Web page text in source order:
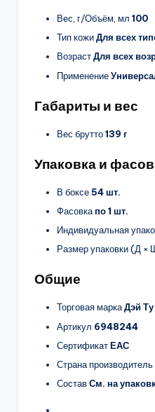
Вес, г/Объём, мл 100
Тип кожиДля всех
ВозрастДля всех
Применение
Габариты и вес
Вес брутто139 г
Упаковка и
В боксе54 шт.
Фасовкапо 1 шт.
Индивидуальная
Размер упаковки (Д ×
Общие
Торговая маркаДэй Ту
Артикул 6948244
СертификатЕАС
Страна производитель
СоставСм. на